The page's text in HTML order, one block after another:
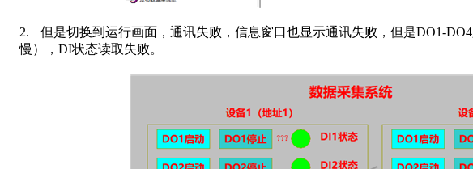
2. 但是切换到运行画面，通讯失败，信息窗口也显示通讯失败，但是DO1-DO4
慢）， DI状态读取失败。